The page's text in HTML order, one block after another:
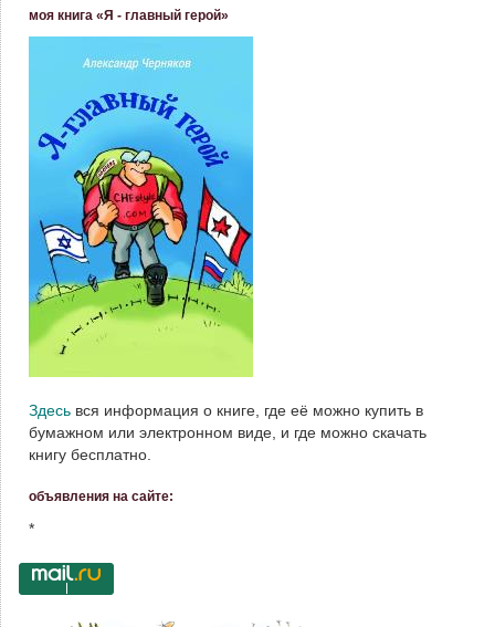
моя книга «Я - главный герой»
Здесь вся информация о книге, где её можно купить в
бумажном или электронном виде, и где можно скачать
книгу бесплатно.
объявления на сайте:
*